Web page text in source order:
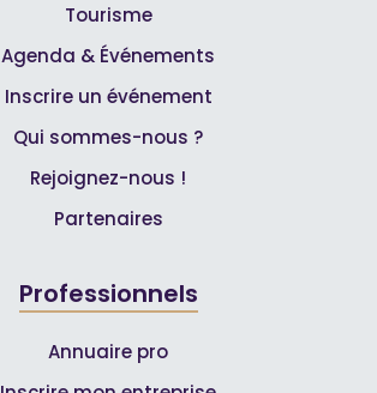
Tourisme
Agenda & Événements
Inscrire un événement
Qui sommes-nous ?
Rejoignez-nous !
Partenaires
Professionnels
Annuaire pro